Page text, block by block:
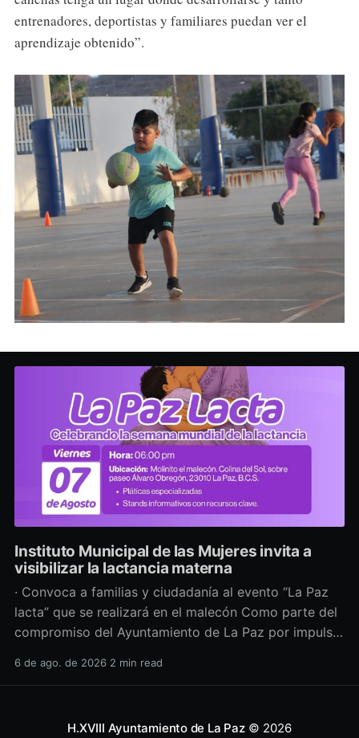
entrenadores, deportistas y familiares puedan ver el
aprendizaje obtenido”.
Instituto Municipal de las Mujeres invita a
visibilizar la lactancia materna
· Convoca a familias y ciudadanía al evento “La Paz
lacta” que se realizará en el malecón Como parte del
compromiso del Ayuntamiento de La Paz por impulsar
salud y los derechos de las mujeres, así como generar
6 de ago. de 2026 2 min read
H.XVIII Ayuntamiento de La Paz© 2026